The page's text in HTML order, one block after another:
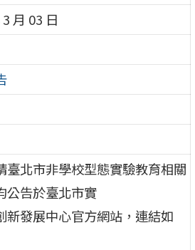
月 03 日
臺北市非學校型態實驗教育相關
公告於臺北市實
新發展中心官方網站，連結如